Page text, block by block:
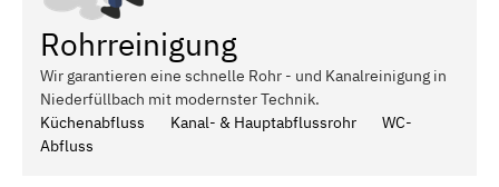
Rohrreinigung
Wir garantieren eine schnelle Rohr - und Kanalreinigung in
Niederfüllbach mit modernster Technik.
Küchenabfluss
Kanal- & Hauptabflussrohr
WC-
Abfluss